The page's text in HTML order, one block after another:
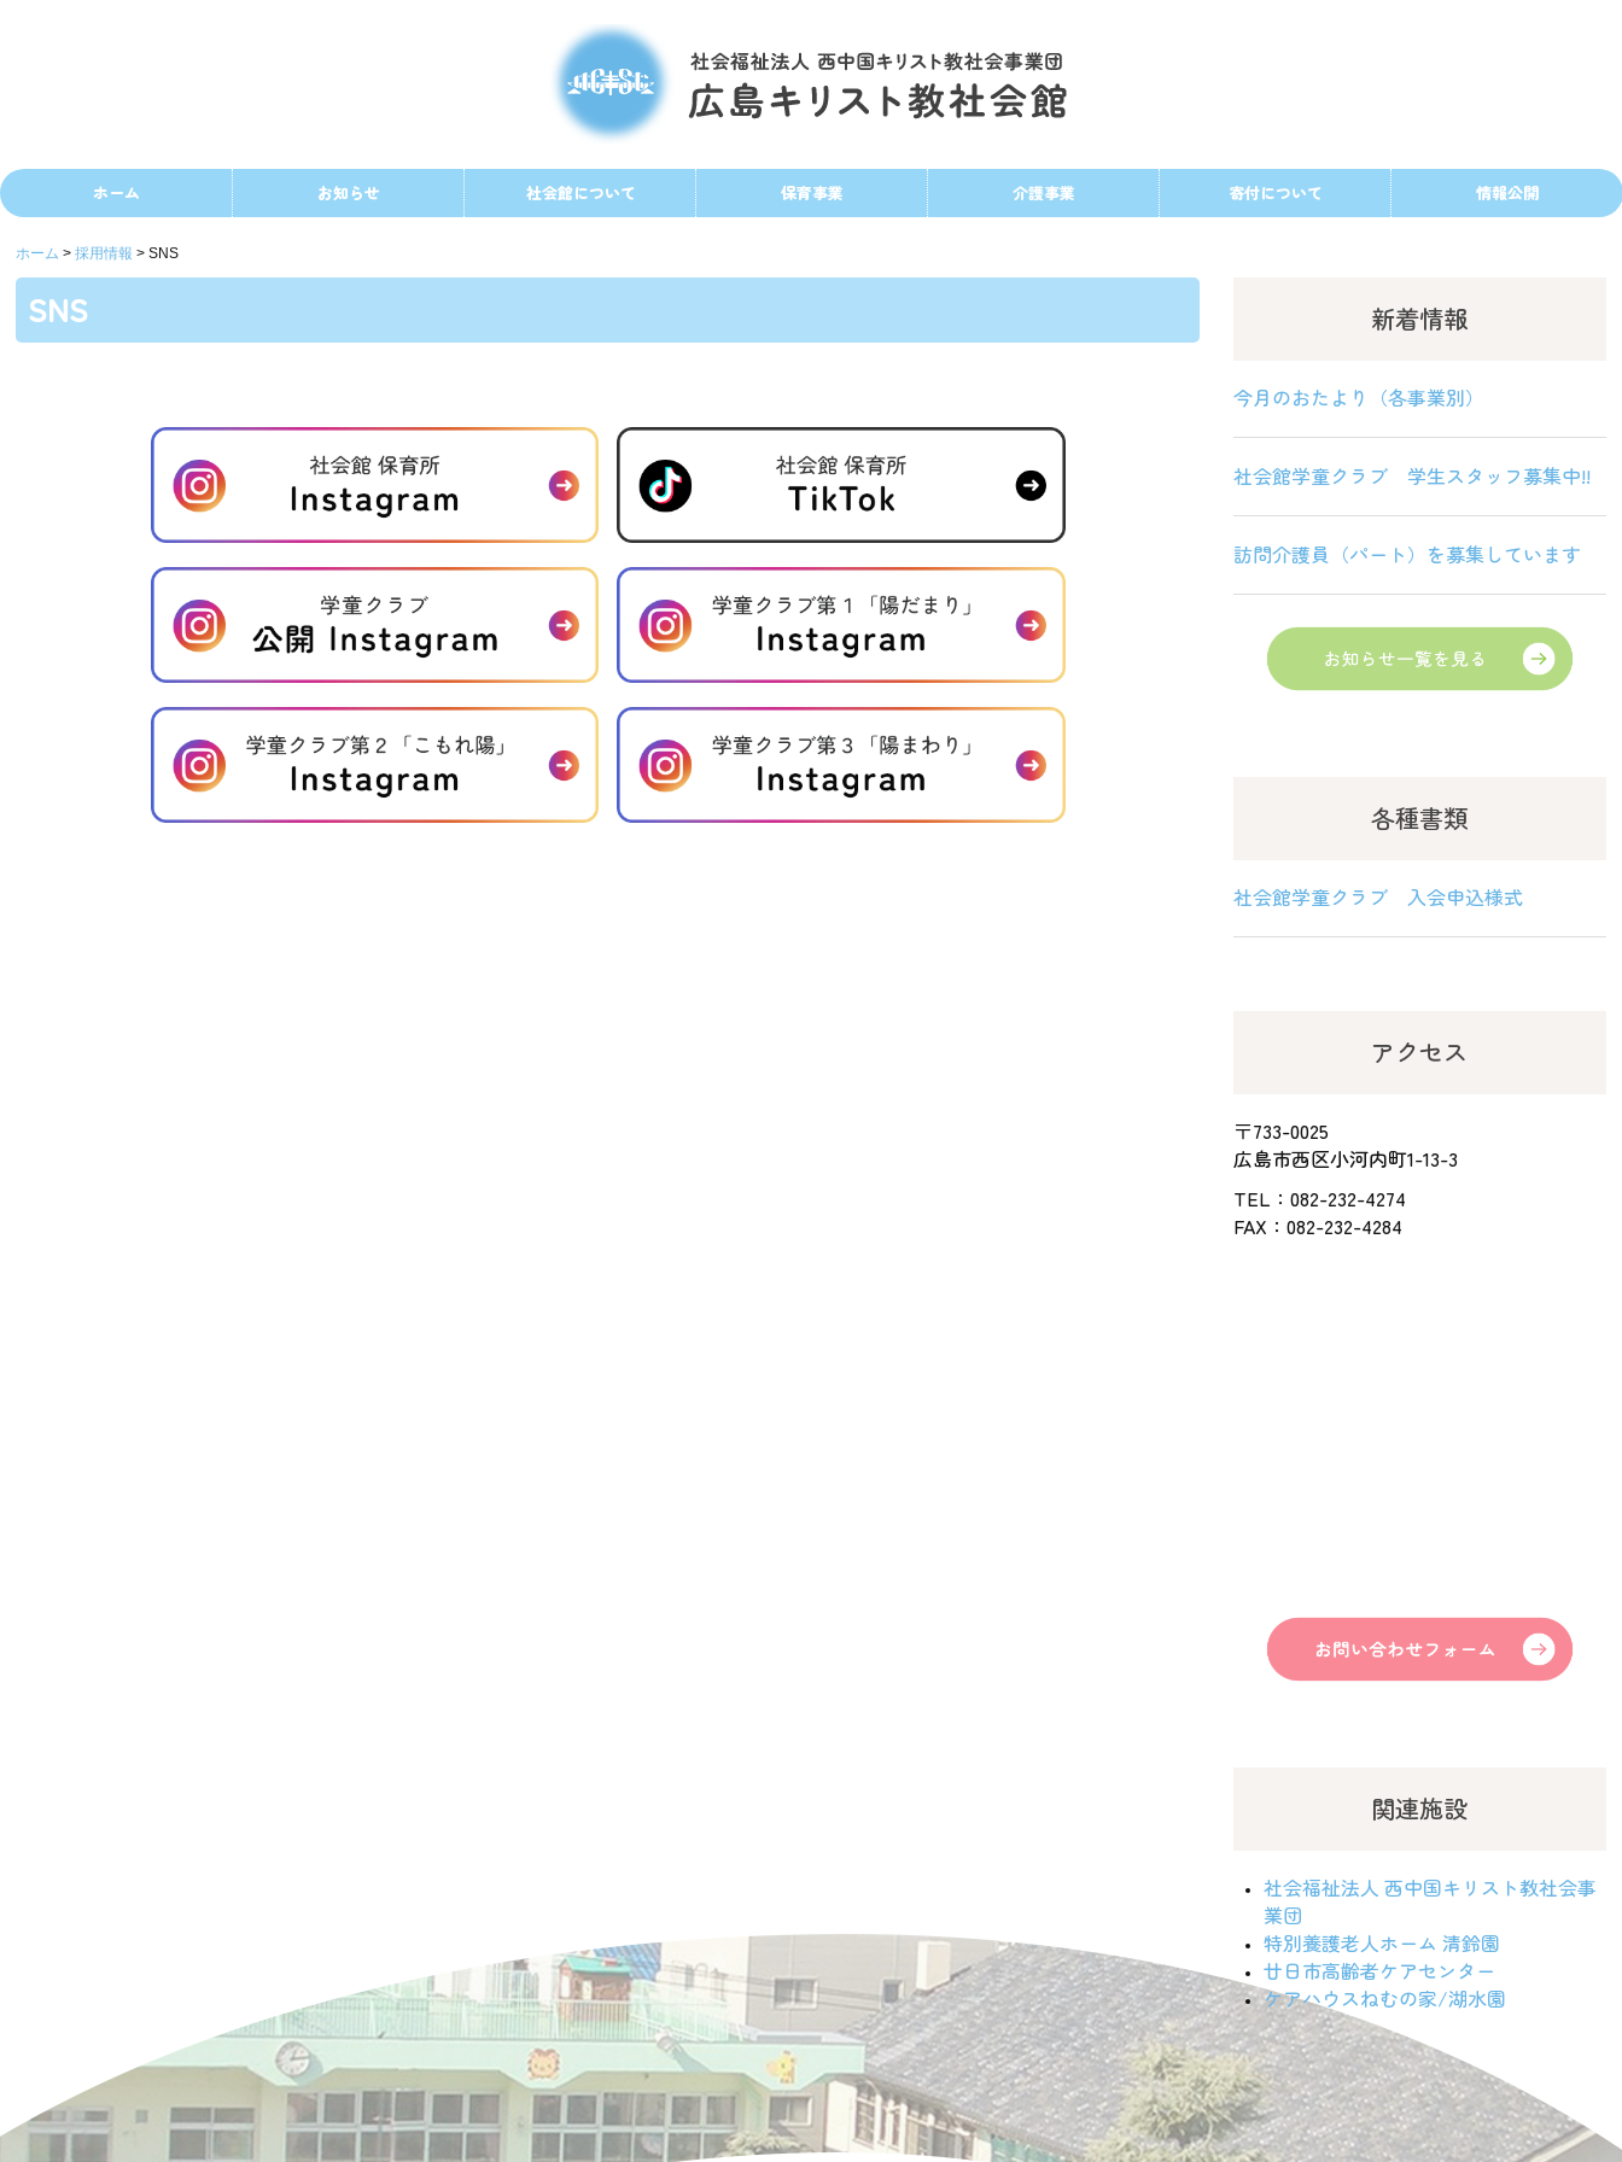
ホーム お知らせ 社会館について 保育事業 介護事業 寄付について 情報公開
ホーム 採用情報 SNS
SNS 新着情報
今月のおたより（各事業別）
社会館学童クラブ 学生スタッフ募集中!!
訪問介護員（パート）を募集しています
各種書類
社会館学童クラブ 入会申込様式
アクセス
〒733-0025
広島市西区小河内町1-13-3
TEL：082-232-4274
FAX：082-232-4284
関連施設
社会福祉法人 西中国キリスト教社会事
業団
特別養護老人ホーム 清鈴園
廿日市高齢者ケアセンター
ケアハウスねむの家/湖水園